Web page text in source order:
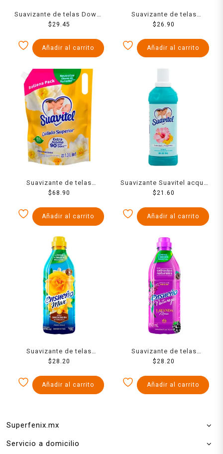
Suavizante de telas Downy
5 en 1 amanecer 700 ml
$29.45
Añadir al carrito
Suavizante de telas
Ensueño ultra frescura
$26.90
Añadir al carrito
Suavizante de telas
Suavitel cuidado superior
$68.90
Añadir al carrito
Suavizante Suavitel acqua
700 ml
$21.60
Añadir al carrito
Suavizante de telas
Ensueño Max fresco
$28.20
Añadir al carrito
Suavizante de telas
Ensueño Naturaleza
$28.20
Añadir al carrito
Superfenix.mx
Servicio a domicilio